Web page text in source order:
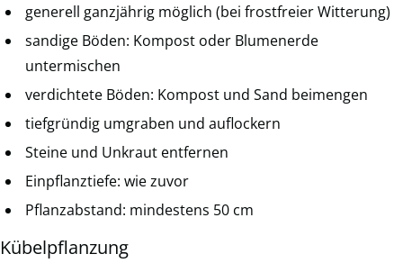
generell ganzjährig möglich (bei frostfreier Witterung)
sandige Böden: Kompost oder Blumenerde
untermischen
verdichtete Böden: Kompost und Sand beimengen
tiefgründig umgraben und auflockern
Steine und Unkraut entfernen
Einpflanztiefe: wie zuvor
Pflanzabstand: mindestens 50 cm
Kübelpflanzung